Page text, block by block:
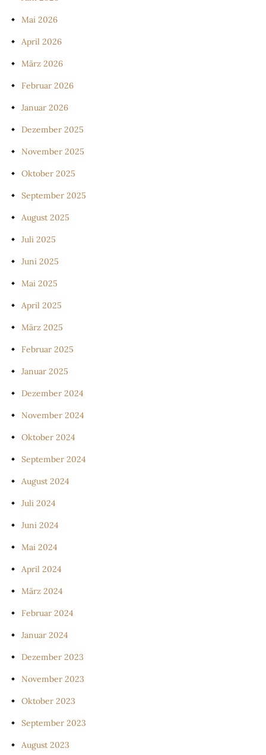
Mai 2026
April 2026
März 2026
Februar 2026
Januar 2026
Dezember 2025
November 2025
Oktober 2025
September 2025
August 2025
Juli 2025
Juni 2025
Mai 2025
April 2025
März 2025
Februar 2025
Januar 2025
Dezember 2024
November 2024
Oktober 2024
September 2024
August 2024
Juli 2024
Juni 2024
Mai 2024
April 2024
März 2024
Februar 2024
Januar 2024
Dezember 2023
November 2023
Oktober 2023
September 2023
August 2023